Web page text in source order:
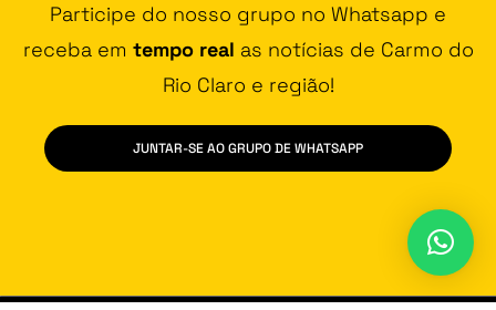
Participe do nosso grupo no Whatsapp e
receba em tempo real as notícias de Carmo do
Rio Claro e região!
JUNTAR-SE AO GRUPO DE WHATSAPP